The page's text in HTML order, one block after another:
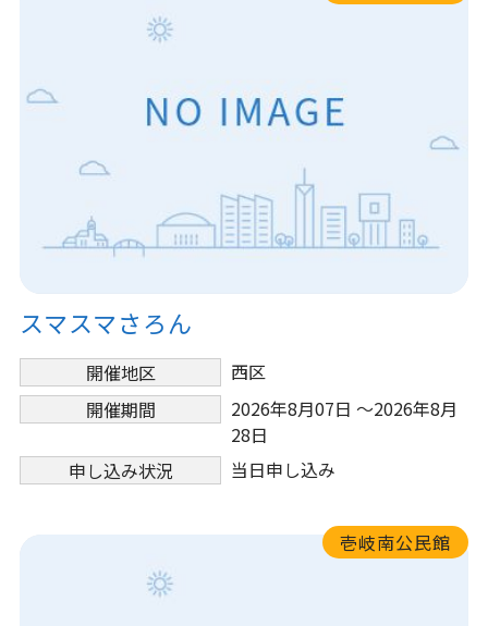
スマスマさろん
開催地区
西区
開催期間
2026年8月07日 ～2026年8月
28日
申し込み状況
当日申し込み
壱岐南公民館